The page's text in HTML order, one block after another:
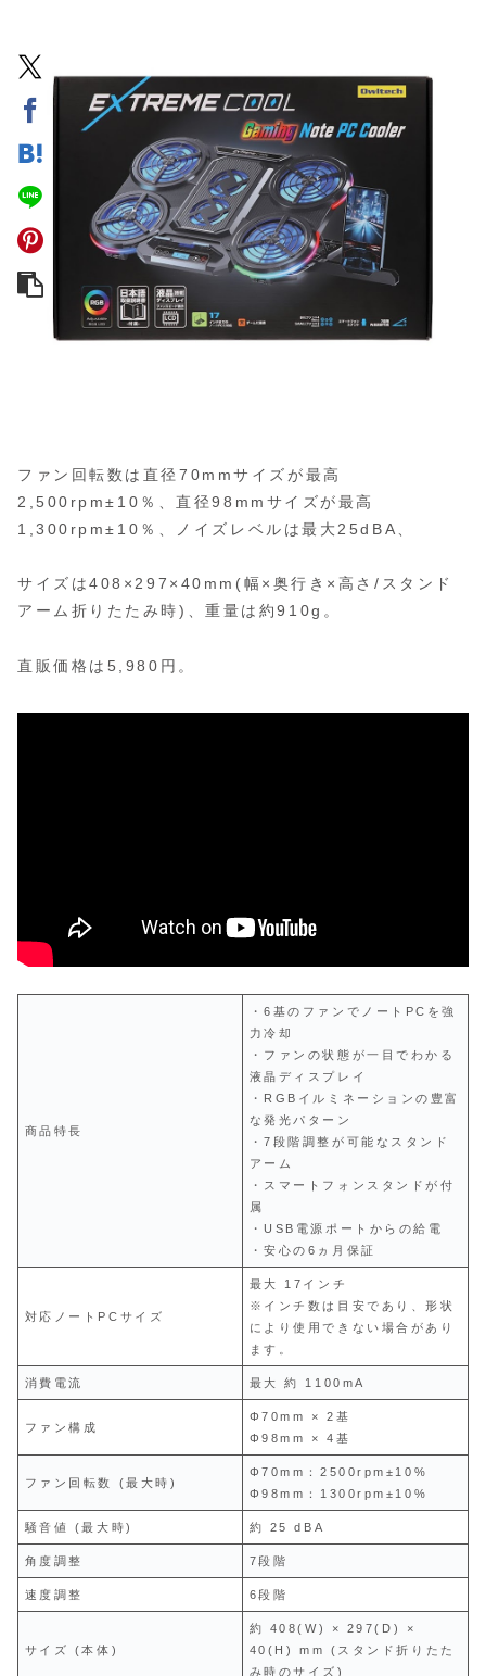
ファン回転数は直径70mmサイズが最高
2,500rpm±10％、直径98mmサイズが最高
1,300rpm±10％、ノイズレベルは最大25dBA、
サイズは408×297×40mm(幅×奥行き×高さ/スタンド
アーム折りたたみ時)、重量は約910g。
直販価格は5,980円。
商品特長
・6基のファンでノートPCを強
力冷却
・ファンの状態が一目でわかる
液晶ディスプレイ
・RGBイルミネーションの豊富
な発光パターン
・7段階調整が可能なスタンド
アーム
・スマートフォンスタンドが付
属
・USB電源ポートからの給電
・安心の6ヵ月保証
対応ノートPCサイズ
最大 17インチ
※インチ数は目安であり、形状
により使用できない場合があり
ます。
消費電流 最大 約 1100mA
ファン構成
Φ70mm × 2基
Φ98mm × 4基
ファン回転数 (最大時)
Φ70mm：2500rpm±10%
Φ98mm：1300rpm±10%
騒音値 (最大時) 約 25 dBA
角度調整 7段階
速度調整 6段階
サイズ (本体)
約 408(W) × 297(D) ×
40(H) mm (スタンド折りたた
み時のサイズ)